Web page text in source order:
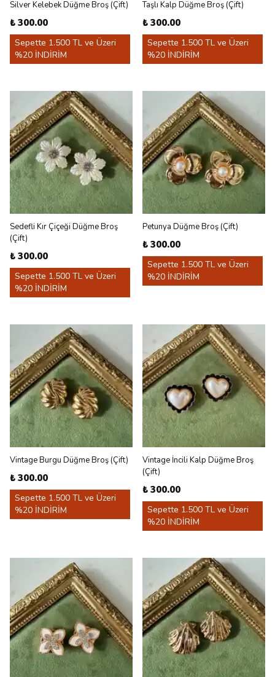
Silver Kelebek Düğme Broş (Çift)
₺ 300.00
Sepette 1.500 TL ve Üzeri
%20 İNDİRİM
Taşlı Kalp Düğme Broş (Çift)
₺ 300.00
Sepette 1.500 TL ve Üzeri
%20 İNDİRİM
Sedefli Kır Çiçeği Düğme Broş
(Çift)
₺ 300.00
Sepette 1.500 TL ve Üzeri
%20 İNDİRİM
Petunya Düğme Broş (Çift)
₺ 300.00
Sepette 1.500 TL ve Üzeri
%20 İNDİRİM
Vintage Burgu Düğme Broş (Çift)
₺ 300.00
Sepette 1.500 TL ve Üzeri
%20 İNDİRİM
Vintage İncili Kalp Düğme Broş
(Çift)
₺ 300.00
Sepette 1.500 TL ve Üzeri
%20 İNDİRİM